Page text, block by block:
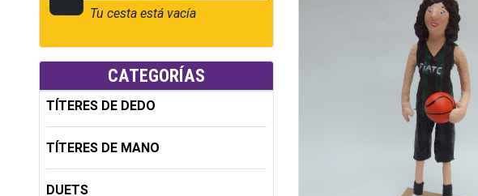
Tu cesta está vacía
CATEGORÍAS
TÍTERES DE DEDO
TÍTERES DE MANO
DUETS